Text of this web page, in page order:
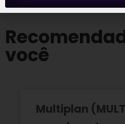
você
Multiplan